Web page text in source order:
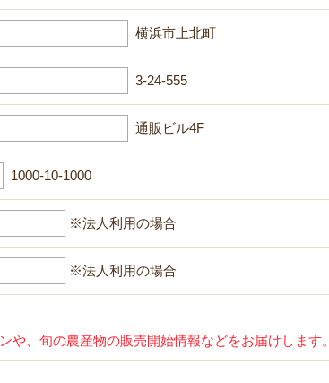
横浜市上北町
3-24-555
通販ビル4F
1000-10-1000
※法人利用の場合
※法人利用の場合
や、旬の農産物の販売開始情報などをお届けします。